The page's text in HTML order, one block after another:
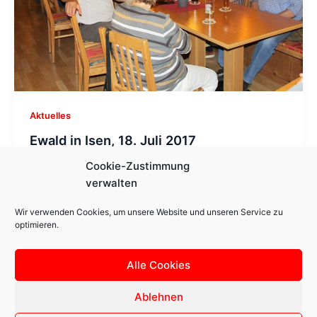
Cookie-Zustimmung
verwalten
Wir verwenden Cookies, um unsere Website und unseren Service zu
optimieren.
Alle Cookies
Ablehnen
Aktuelles
Ewald in Isen, 18. Juli 2017
18. Juli 2017
Ebersberg-Erding stattete MdB Ewald Schurer auch
den Isenern im Gasthof Klement einen Besuch ab.
[…]